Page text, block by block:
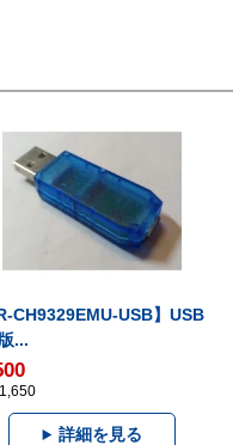
CH9329EMU-USB】USB
...
詳細を見る